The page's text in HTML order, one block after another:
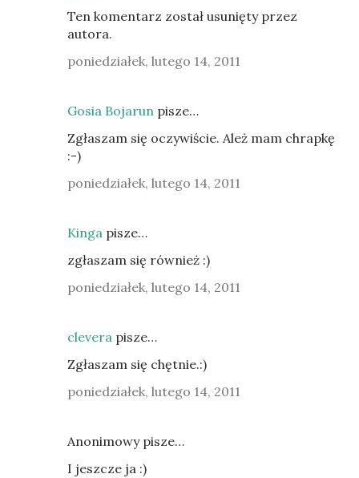
Ten komentarz został usunięty przez
autora.
poniedziałek, lutego 14, 2011
Gosia Bojarun pisze…
Zgłaszam się oczywiście. Ależ mam chrapkę
:-)
poniedziałek, lutego 14, 2011
Kinga pisze…
zgłaszam się również :)
poniedziałek, lutego 14, 2011
clevera pisze…
Zgłaszam się chętnie.:)
poniedziałek, lutego 14, 2011
Anonimowy pisze…
I jeszcze ja :)